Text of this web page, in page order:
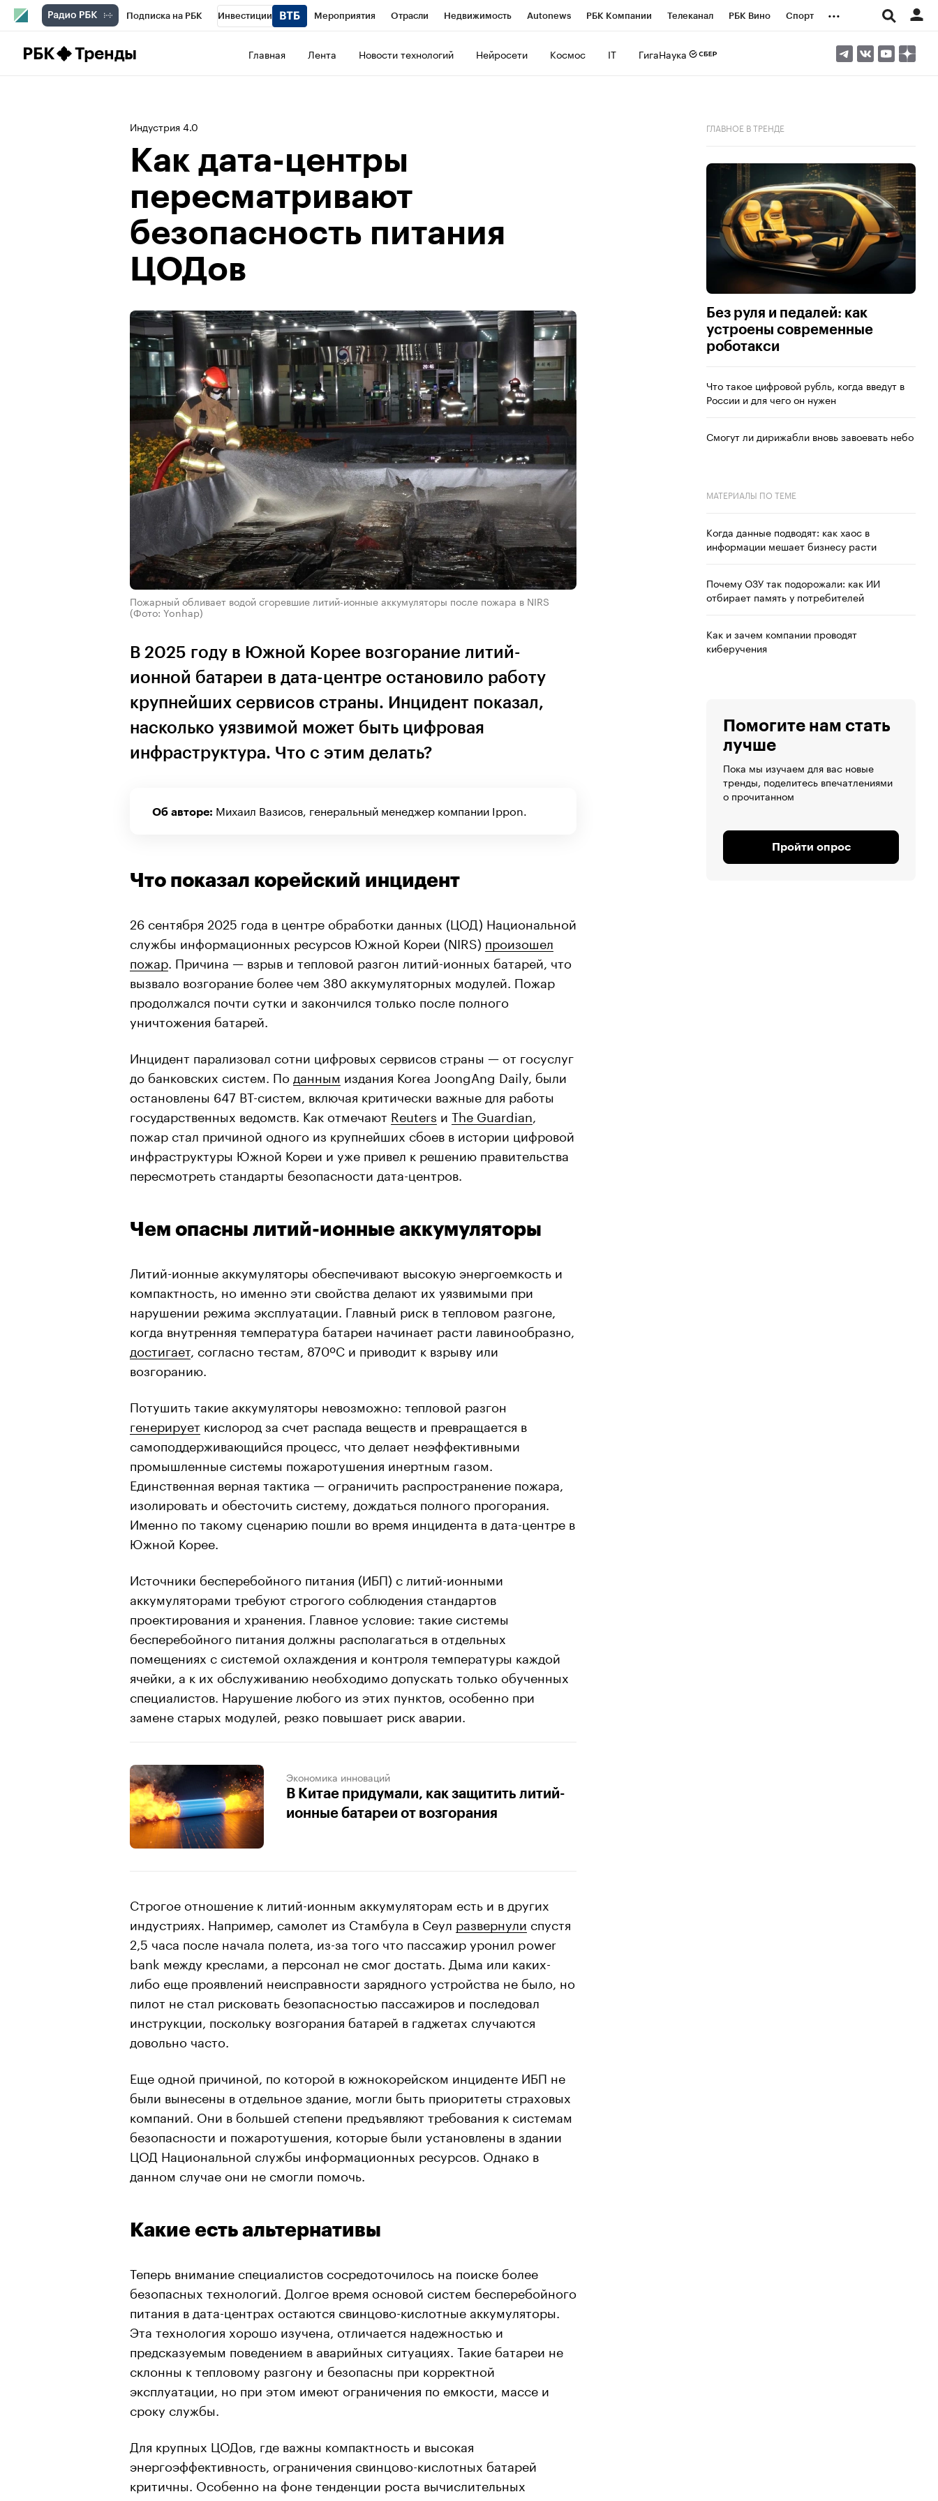
Подписка на РБК Инвестиции Мероприятия Отрасли Недвижимость Autonews РБК Компании Телеканал РБК Вино Спорт ...
РБК Тренды Главная Лента Новости технологий Нейросети Космос IT ГигаНаука
Индустрия 4.0
Как дата-центры
пересматривают
безопасность питания
ЦОДов
Пожарный обливает водой сгоревшие литий-ионные аккумуляторы после пожара в NIRS
(Фото: Yonhap)
В 2025 году в Южной Корее возгорание литий-
ионной батареи в дата-центре остановило работу
крупнейших сервисов страны. Инцидент показал,
насколько уязвимой может быть цифровая
инфраструктура. Что с этим делать?
Об авторе: Михаил Вазисов, генеральный менеджер компании Ippon.
Что показал корейский инцидент
26 сентября 2025 года в центре обработки данных (ЦОД) Национальной
службы информационных ресурсов Южной Кореи (NIRS) произошел
пожар . Причина — взрыв и тепловой разгон литий-ионных батарей, что
вызвало возгорание более чем 380 аккумуляторных модулей. Пожар
продолжался почти сутки и закончился только после полного
уничтожения батарей.
Инцидент парализовал сотни цифровых сервисов страны — от госуслуг
до банковских систем. По данным издания Korea JoongAng Daily, были
остановлены 647 BT-систем, включая критически важные для работы
государственных ведомств. Как отмечают Reuters и The Guardian
пожар стал причиной одного из крупнейших сбоев в истории цифровой
инфраструктуры Южной Кореи и уже привел к решению правительства
пересмотреть стандарты безопасности дата-центров.
Чем опасны литий-ионные аккумуляторы
Литий-ионные аккумуляторы обеспечивают высокую энергоемкость и
компактность, но именно эти свойства делают их уязвимыми при
нарушении режима эксплуатации. Главный риск в тепловом разгоне,
когда внутренняя температура батареи начинает расти лавинообразно,
достигает, согласно тестам, 870ºC и приводит к взрыву или
возгоранию.
Потушить такие аккумуляторы невозможно: тепловой разгон
генерирует кислород за счет распада веществ и превращается в
самоподдерживающийся процесс, что делает неэффективными
промышленные системы пожаротушения инертным газом.
Единственная верная тактика — ограничить распространение пожара,
изолировать и обесточить систему, дождаться полного прогорания.
Именно по такому сценарию пошли во время инцидента в дата-центре в
Южной Корее.
Источники бесперебойного питания (ИБП) с литий-ионными
аккумуляторами требуют строгого соблюдения стандартов
проектирования и хранения. Главное условие: такие системы
бесперебойного питания должны располагаться в отдельных
помещениях с системой охлаждения и контроля температуры каждой
ячейки, а к их обслуживанию необходимо допускать только обученных
специалистов. Нарушение любого из этих пунктов, особенно при
замене старых модулей, резко повышает риск аварии.
Экономика инноваций
В Китае придумали, как защитить литий-
ионные батареи от возгорания
Строгое отношение к литий-ионным аккумуляторам есть и в других
индустриях. Например, самолет из Стамбула в Сеул развернули спустя
2,5 часа после начала полета, из-за того что пассажир уронил power
bank между креслами, а персонал не смог достать. Дыма или каких-
либо еще проявлений неисправности зарядного устройства не было, но
пилот не стал рисковать безопасностью пассажиров и последовал
инструкции, поскольку возгорания батарей в гаджетах случаются
довольно часто.
Еще одной причиной, по которой в южнокорейском инциденте ИБП не
были вынесены в отдельное здание, могли быть приоритеты страховых
компаний. Они в большей степени предъявляют требования к системам
безопасности и пожаротушения, которые были установлены в здании
ЦОД Национальной службы информационных ресурсов. Однако в
данном случае они не смогли помочь.
Какие есть альтернативы
Теперь внимание специалистов сосредоточилось на поиске более
безопасных технологий. Долгое время основой систем бесперебойного
питания в дата-центрах остаются свинцово-кислотные аккумуляторы.
Эта технология хорошо изучена, отличается надежностью и
предсказуемым поведением в аварийных ситуациях. Такие батареи не
склонны к тепловому разгону и безопасны при корректной
эксплуатации, но при этом имеют ограничения по емкости, массе и
сроку службы.
Для крупных ЦОДов, где важны компактность и высокая
энергоэффективность, ограничения свинцово-кислотных батарей
критичны. Особенно на фоне тенденции роста вычислительных
ГЛАВНОЕ В ТРЕНДЕ
Без руля и педалей: как
устроены современные
роботакси
Что такое цифровой рубль, когда введут в
России и для чего он нужен
Смогут ли дирижабли вновь завоевать небо
МАТЕРИАЛЫ ПО ТЕМЕ
Когда данные подводят: как хаос в
информации мешает бизнесу расти
Почему ОЗУ так подорожали: как ИИ
отбирает память у потребителей
Как и зачем компании проводят
киберучения
Помогите нам стать
лучше
Пока мы изучаем для вас новые
тренды, поделитесь впечатлениями
о прочитанном
Пройти опрос